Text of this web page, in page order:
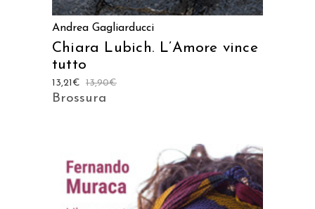
Andrea Gagliarducci
Chiara Lubich. L’Amore vince
tutto
13,90€
13,21 €
Brossura